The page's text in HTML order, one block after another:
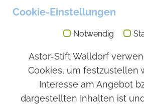
Besuchszeiten
Angebot
Stationärer Bereich
Sozialstation
Nachbarschaftshilfe
Cookie-Einstellungen
Notwendig
Astor-Stift Walldorf
Cookies, um festzustellen
Interesse am Angebot
dargestellten Inhalten ist